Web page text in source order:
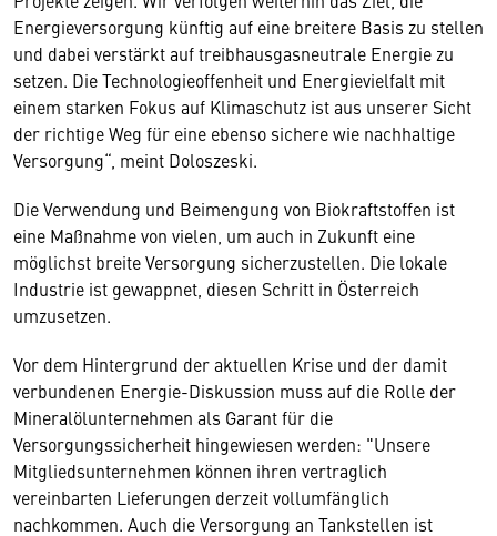
Energieversorgung künftig auf eine breitere Basis zu stellen
und dabei verstärkt auf treibhausgasneutrale Energie zu
setzen. Die Technologieoffenheit und Energievielfalt mit
einem starken Fokus auf Klimaschutz ist aus unserer Sicht
der richtige Weg für eine ebenso sichere wie nachhaltige
Versorgung“, meint Doloszeski.
Die Verwendung und Beimengung von Biokraftstoffen ist
eine Maßnahme von vielen, um auch in Zukunft eine
möglichst breite Versorgung sicherzustellen. Die lokale
Industrie ist gewappnet, diesen Schritt in Österreich
umzusetzen.
Vor dem Hintergrund der aktuellen Krise und der damit
verbundenen Energie-Diskussion muss auf die Rolle der
Mineralölunternehmen als Garant für die
Versorgungssicherheit hingewiesen werden: "Unsere
Mitgliedsunternehmen können ihren vertraglich
vereinbarten Lieferungen derzeit vollumfänglich
nachkommen. Auch die Versorgung an Tankstellen ist